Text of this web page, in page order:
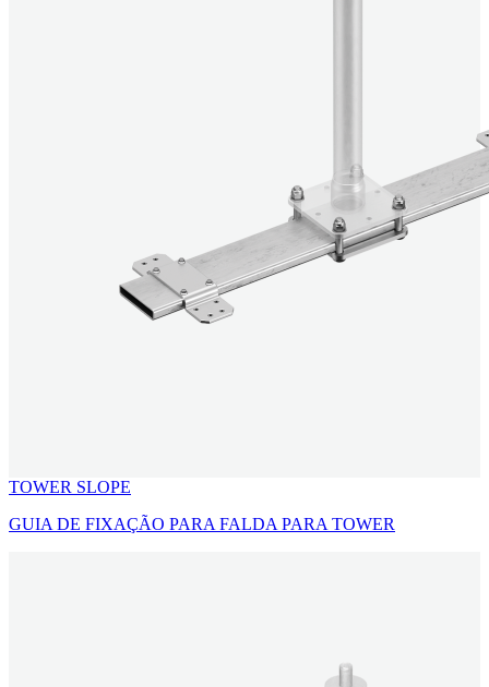
TOWER SLOPE
GUIA DE FIXAÇÃO PARA FALDA PARA TOWER